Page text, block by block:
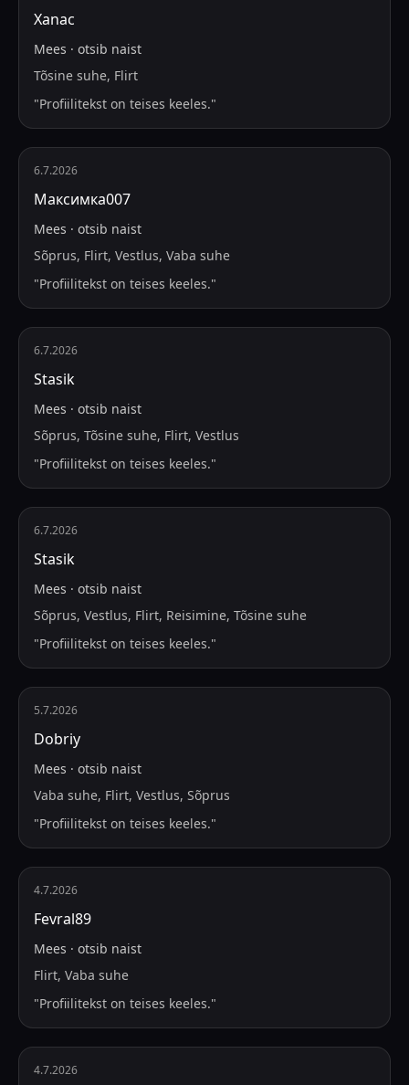
Xanac
Mees · otsib naist
Tõsine suhe, Flirt
"Profiilitekst on teises keeles."
6.7.2026
Максимка007
Mees · otsib naist
Sõprus, Flirt, Vestlus, Vaba suhe
"Profiilitekst on teises keeles."
6.7.2026
Stasik
Mees · otsib naist
Sõprus, Tõsine suhe, Flirt, Vestlus
"Profiilitekst on teises keeles."
6.7.2026
Stasik
Mees · otsib naist
Sõprus, Vestlus, Flirt, Reisimine, Tõsine suhe
"Profiilitekst on teises keeles."
5.7.2026
Dobriy
Mees · otsib naist
Vaba suhe, Flirt, Vestlus, Sõprus
"Profiilitekst on teises keeles."
4.7.2026
Fevral89
Mees · otsib naist
Flirt, Vaba suhe
"Profiilitekst on teises keeles."
4.7.2026